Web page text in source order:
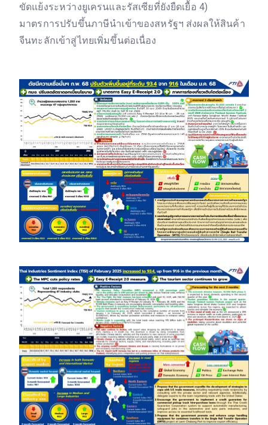
ขัดแย้งระหว่างยูเครนและรัสเซียที่ยังยืดเยื้อ 4)
มาตรการปรับขึ้นภาษีนำเข้าของสหรัฐฯ ส่งผลให้สินค้า
จีนทะลักเข้าสู่ไทยเพิ่มขึ้นต่อเนื่อง